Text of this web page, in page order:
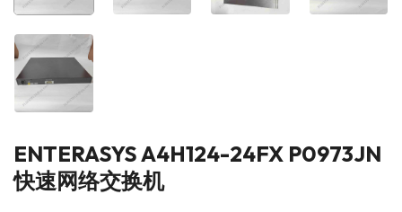
ENTERASYS A4H124-24FX P0973JN
快速网络交换机